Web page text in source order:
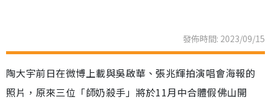
發佈時間: 2023/09/15
陶大宇前日在微博上載與吳啟華、張兆輝拍演唱會海報的
照片，原來三位「師奶殺手」將於11月中合體假佛山開